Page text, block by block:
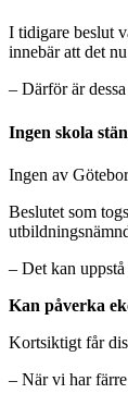
I tidigare beslut
innebär att det
– Därför är
Ingen skola
Ingen av
Beslutet som
– Det kan
Kan påverka
Kortsiktigt får
– När vi har